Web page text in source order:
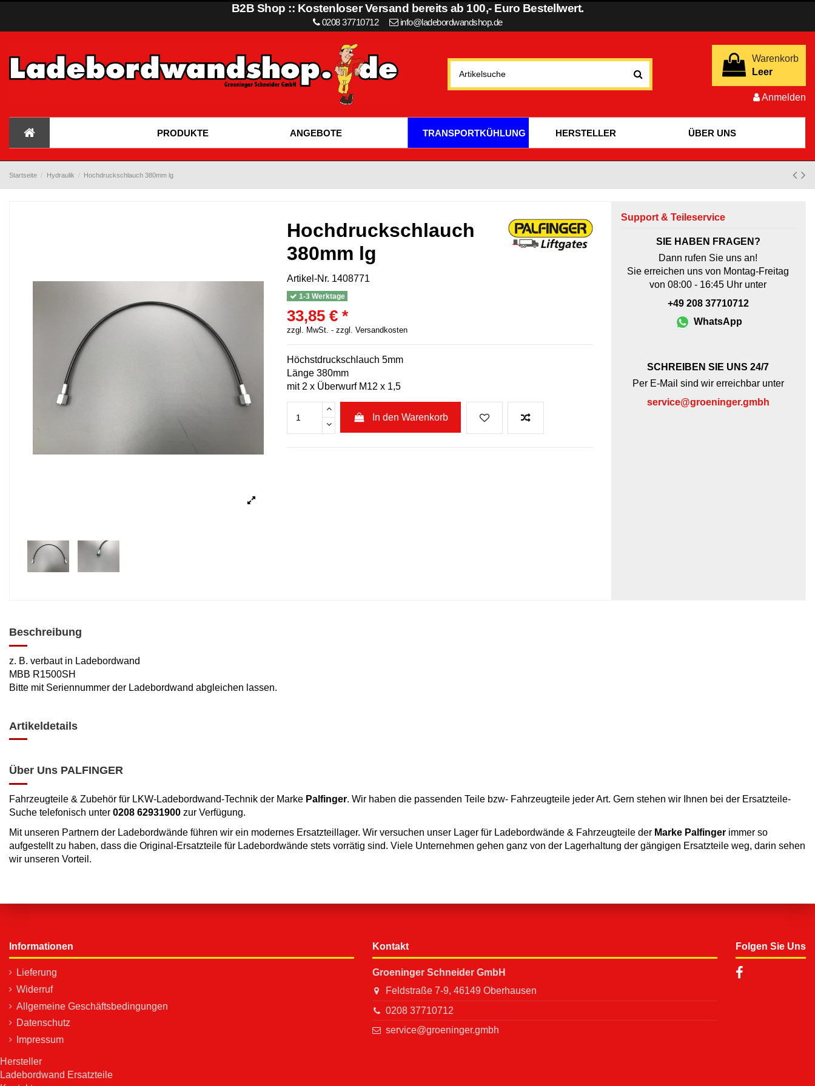
B2B Shop :: Kostenloser Versand bereits ab 100,- Euro Bestellwert.
0208 37710712 info@ladebordwandshop.de
Warenkorb
Leer
Anmelden
PRODUKTE ANGEBOTE TRANSPORTKÜHLUNG HERSTELLER ÜBER UNS
Startseite Hydraulik Hochdruckschlauch 380mm lg
Hochdruckschlauch
380mm lg
Artikel-Nr. 1408771
1-3 Werktage
33,85 € *
zzgl. MwSt. - zzgl. Versandkosten
Höchstdruckschlauch 5mm
Länge 380mm
mit 2 x Überwurf M12 x 1,5
In den Warenkorb
Support & Teileservice
SIE HABEN FRAGEN?
Dann rufen Sie uns an!
Sie erreichen uns von Montag-Freitag
von 08:00 - 16:45 Uhr unter
+49 208 37710712
WhatsApp
SCHREIBEN SIE UNS 24/7
Per E-Mail sind wir erreichbar unter
service@groeninger.gmbh
Beschreibung
z. B. verbaut in Ladebordwand
MBB R1500SH
Bitte mit Seriennummer der Ladebordwand abgleichen lassen.
Artikeldetails
Über Uns PALFINGER
Fahrzeugteile & Zubehör für LKW-Ladebordwand-Technik der Marke Palfinger. Wir haben die passenden Teile bzw- Fahrzeugteile jeder Art. Gern stehen wir Ihnen bei der Ersatzteile-
Suche telefonisch unter 0208 62931900 zur Verfügung.
Mit unseren Partnern der Ladebordwände führen wir ein modernes Ersatzteillager. Wir versuchen unser Lager für Ladebordwände & Fahrzeugteile der Marke Palfinger immer so
aufgestellt zu haben, dass die Original-Ersatzteile für Ladebordwände stets vorrätig sind. Viele Unternehmen gehen ganz von der Lagerhaltung der gängigen Ersatzteile weg, darin sehen
wir unseren Vorteil.
Informationen
Lieferung
Widerruf
Allgemeine Geschäftsbedingungen
Datenschutz
Impressum
Kontakt
Groeninger Schneider GmbH
Feldstraße 7-9, 46149 Oberhausen
0208 37710712
service@groeninger.gmbh
Folgen Sie Uns
Hersteller
Ladebordwand Ersatzteile